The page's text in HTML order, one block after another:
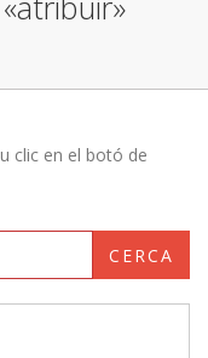
clic en el botó de
CERCA